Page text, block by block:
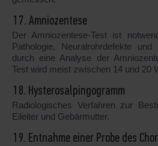
17. Amniozentese
Der Amniozentese-Test ist
Pathologie, Neuralrohrdefekte und
durch eine Analyse der
Test wird meist zwischen 14 und 20
18. Hysterosalpingogramm
Radiologisches Verfahren zur
Eileiter und Gebärmutter.
19. Entnahme einer Probe des